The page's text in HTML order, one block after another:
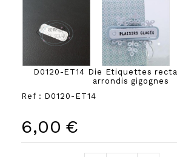
D0120-ET14 Die Etiquettes
arrondis gigognes
Ref : D0120-ET14
6,00 €